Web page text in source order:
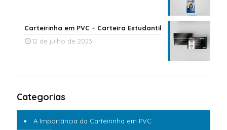
Carteirinha em PVC – Carteira Estudantil
12 de julho de 2023
Categorias
A Importância da Carteirinha em PVC